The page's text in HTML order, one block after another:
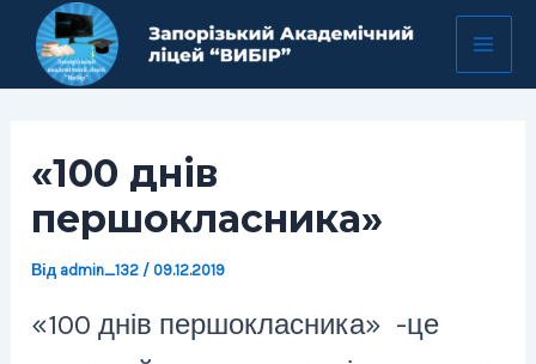
Перейти
вмісту
«100 днів
першокласника»
Від admin_132 / 09.12.2019
«100 днів першокласника» -це
Навігація
запису